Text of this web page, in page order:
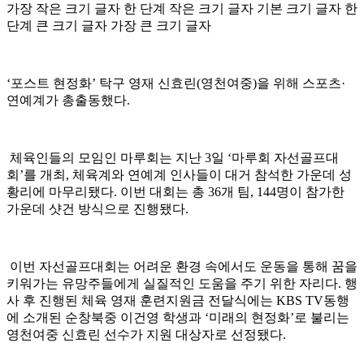
가장 작은 크기 글자 한 단계 작은 크기 글자 기본 크기 글자 한
단계 큰 크기 글자 가장 큰 크기 글자
‘포스트 현정화’ 탁구 영재 신효린(영천여중)을 위해 스포츠·
연예계가 총출동했다.
체육인들의 모임인 마루회는 지난 3일 ‘마루회 자선골프대
회’를 개최, 체육계와 연예계 인사들이 대거 참석한 가운데 성
황리에 마무리됐다. 이번 대회는 총 36개 팀, 144명이 참가한
가운데 샷건 방식으로 진행됐다.
이번 자선골프대회는 어려운 환경 속에서도 운동을 통해 꿈을
키워가는 유망주들에게 실질적인 도움을 주기 위한 자리다. 행
사 후 진행된 체육 영재 훈련지원금 전달식에는 KBS TV동행
에 소개된 순창북중 이건영 학생과 ‘미래의 현정화’로 불리는
영천여중 신효린 선수가 지원 대상자로 선정됐다.